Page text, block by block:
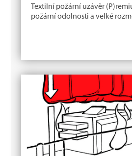
Textilní požární uzávěr
požární odolnosti a velké